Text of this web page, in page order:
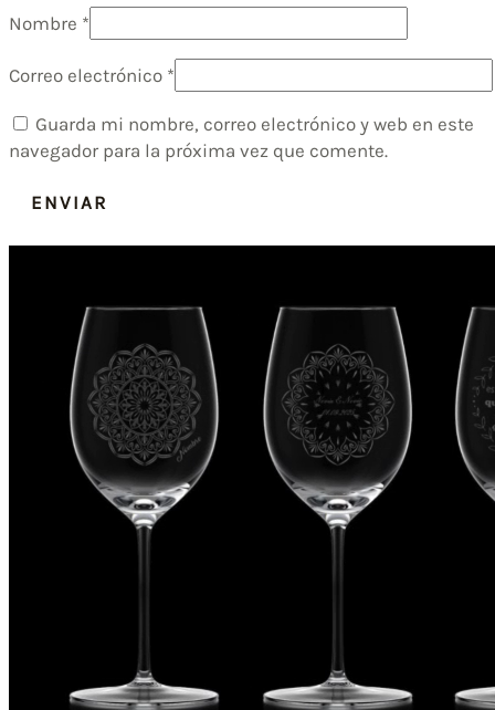
Nombre *
Correo electrónico *
Guarda mi nombre, correo electrónico y web en este
navegador para la próxima vez que comente.